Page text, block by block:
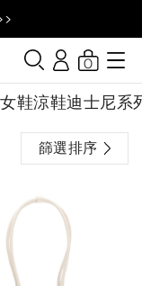
女鞋涼鞋迪士尼系
0
篩選排序